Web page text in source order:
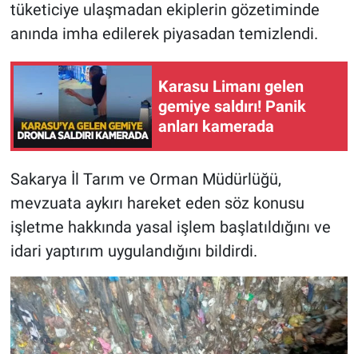
tüketiciye ulaşmadan ekiplerin gözetiminde
anında imha edilerek piyasadan temizlendi.
Karasu Limanı gelen
gemiye saldırı! Panik
anları kamerada
Sakarya İl Tarım ve Orman Müdürlüğü,
mevzuata aykırı hareket eden söz konusu
işletme hakkında yasal işlem başlatıldığını ve
idari yaptırım uygulandığını bildirdi.